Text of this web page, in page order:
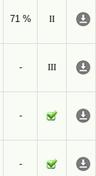
71 %
II
-
III
-
-